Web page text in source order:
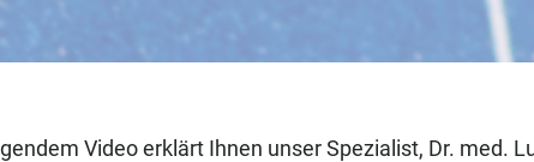
Video erklärt Ihnen unser Spezialist, Dr. med.